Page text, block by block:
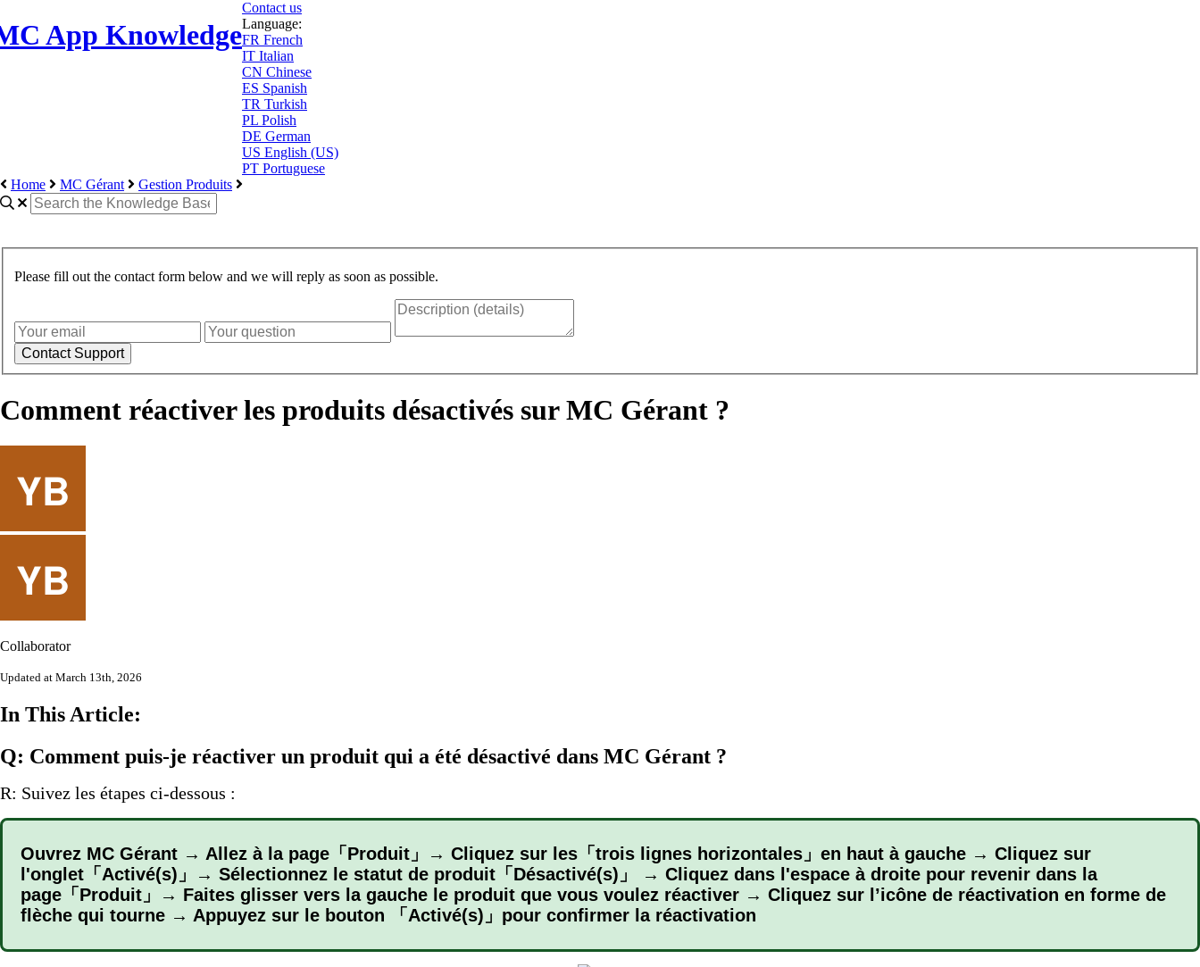
App Knowledge
Contact us
Language:
FR French
IT Italian
CN Chinese
ES Spanish
TR Turkish
PL Polish
DE German
US English (US)
PT Portuguese
Home
MC Gérant Gestion Produits
Please fill out the contact form below and we will reply as soon as possible.
Comment réactiver les produits désactivés sur MC Gérant ?
Collaborator
Updated at March 13th, 2026
In This Article:
Q: Comment puis-je réactiver un produit qui a été désactivé dans MC Gérant ?
R: Suivez les étapes ci-dessous :
Ouvrez MC Gérant → Allez à la page「Produit」→ Cliquez sur les「trois lignes horizontales」en haut à gauche → Cliquez sur
l'onglet「Activé(s)」→ Sélectionnez le statut de produit「Désactivé(s)」 → Cliquez dans l'espace à droite pour revenir dans la
page「Produit」→ Faites glisser vers la gauche le produit que vous voulez réactiver → Cliquez sur l’icône de réactivation en forme de
flèche qui tourne → Appuyez sur le bouton 「Activé(s)」pour confirmer la réactivation